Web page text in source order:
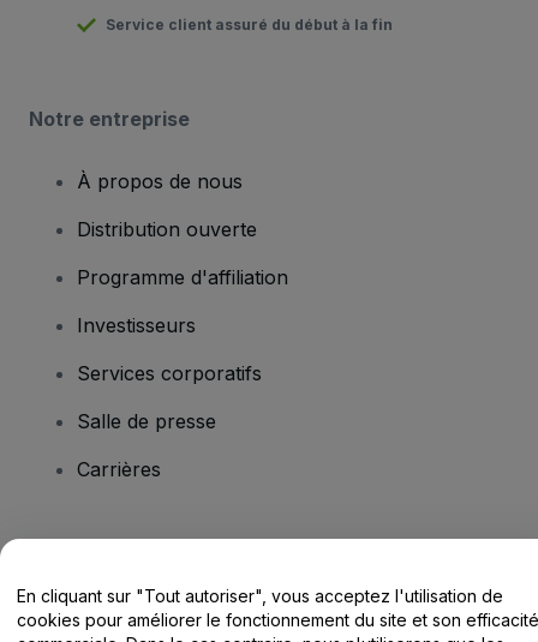
Service client assuré du début à la fin
Notre entreprise
À propos de nous
Distribution ouverte
Programme d'affiliation
Investisseurs
Services corporatifs
Salle de presse
Carrières
Centre d'assistance / Nous contacter
En cliquant sur "Tout autoriser", vous acceptez l'utilisation de
cookies pour améliorer le fonctionnement du site et son efficacité